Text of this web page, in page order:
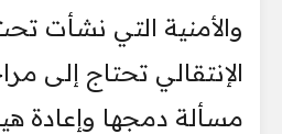
والأمنية التي نشأت
الإنتقالي تحتاج إلى
مسألة دمجها وإعادة